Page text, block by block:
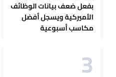
بفعل ضعف بيانات الوظائف
الأميركية ويسجل أفضل
مكاسب أسبوعية